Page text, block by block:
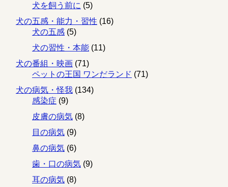
犬を飼う前に (5)
犬の五感・能力・習性 (16)
犬の五感 (5)
犬の習性・本能 (11)
犬の番組・映画 (71)
ペットの王国 ワンだランド (71)
犬の病気・怪我 (134)
感染症 (9)
皮膚の病気 (8)
目の病気 (9)
鼻の病気 (6)
歯・口の病気 (9)
耳の病気 (8)